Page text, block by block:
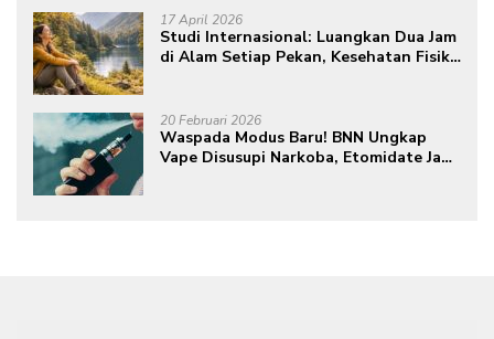
17 April 2026
Studi Internasional: Luangkan Dua Jam
di Alam Setiap Pekan, Kesehatan Fisik
20 Februari 2026
Waspada Modus Baru! BNN Ungkap
Vape Disusupi Narkoba, Etomidate Jadi